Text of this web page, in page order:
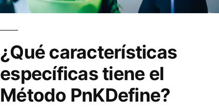
¿Qué características
específicas tiene el
Método PnKDefine?